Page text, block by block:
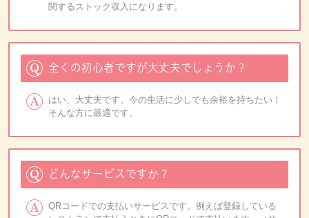
関するストック収入になります。
全くの初心者ですが大丈夫でしょうか？
はい、大丈夫です。今の生活に少しでも余裕を持ちたい！
そんな方に最適です。
どんなサービスですか？
QRコードでの支払いサービスです。例えば登録している